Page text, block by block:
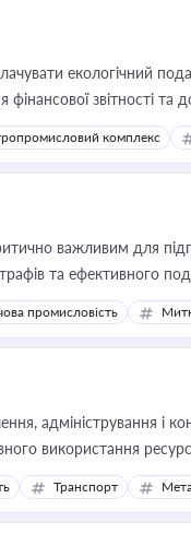
екологічний
звітності
комплекс
важливим для
та ефективного
промисловість
адміністрування і
використання
Транспорт